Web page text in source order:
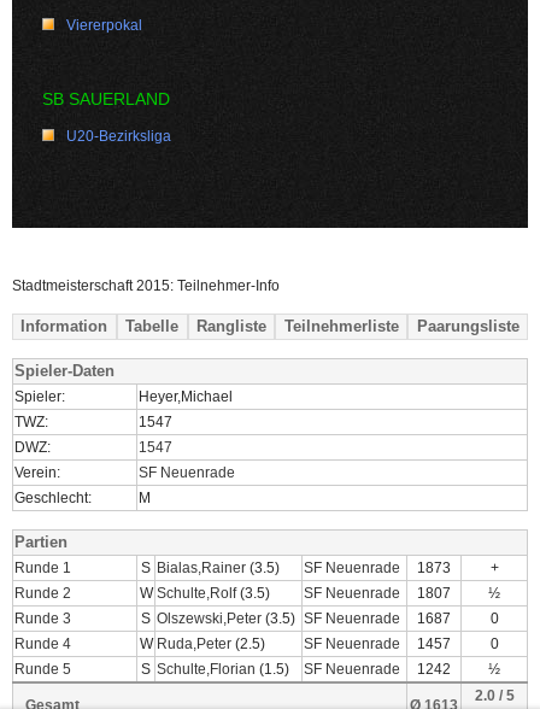
Viererpokal
SB SAUERLAND
U20-Bezirksliga
Stadtmeisterschaft 2015: Teilnehmer-Info
Information Tabelle Rangliste Teilnehmerliste Paarungsliste
Spieler-Daten
Spieler:
Heyer,Michael
TWZ:
1547
DWZ:
1547
Verein:
SF Neuenrade
Geschlecht:
M
Partien
Runde 1 S Bialas,Rainer (3.5) SF Neuenrade 1873
+
Runde 2
W Schulte,Rolf(3.5) SF Neuenrade 1807
½
Runde 3
S Olszewski,Peter (3.5) SF Neuenrade 1687
0
Runde 4
W Ruda,Peter (2.5) SF Neuenrade 1457
0
Runde 5
S Schulte,Florian (1.5) SF Neuenrade 1242 ½
2.0 / 5